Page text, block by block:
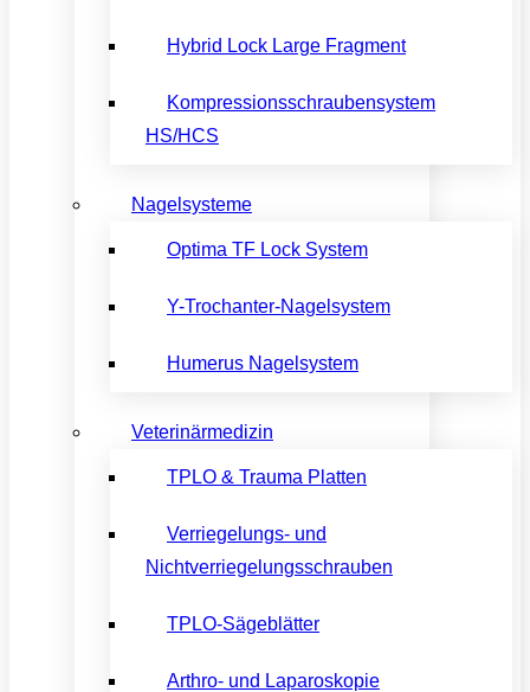
Hybrid Lock Large Fragment
Kompressionsschraubensystem
HS/HCS
Nagelsysteme
Optima TF Lock System
Y-Trochanter-Nagelsystem
Humerus Nagelsystem
Veterinärmedizin
TPLO & Trauma Platten
Verriegelungs- und
Nichtverriegelungsschrauben
TPLO-Sägeblätter
Arthro- und Laparoskopie